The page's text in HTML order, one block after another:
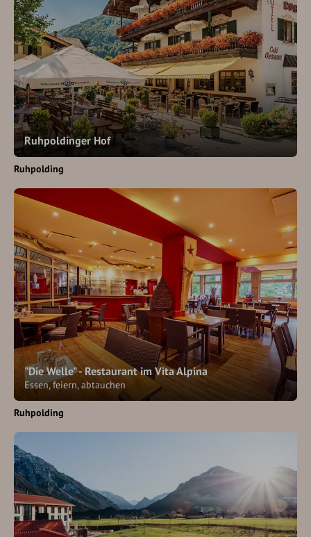
Ruhpoldinger Hof
Ruhpolding
"Die Welle" - Restaurant im Vita Alpina
Essen, feiern, abtauchen
Ruhpolding